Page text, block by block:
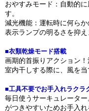
おやすみモード：自動的
す。
減光機能：運転時に何ら
表示ランプの明るさを抑え
■衣類乾燥モード搭載
画期的首振りアクション
室内干しする際に、風を
■工具不要でお手入れラクラ
毎日使うサーキュレータ
がつきやすいためお手入